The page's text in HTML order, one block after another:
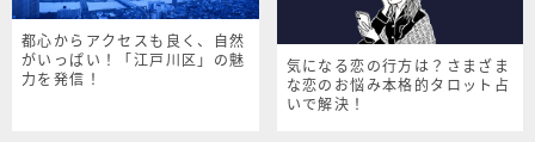
都心からアクセスも良く、自然
がいっぱい！「江戸川区」の魅
力を発信！
気になる恋の行方は？さまざま
な恋のお悩み本格的タロット占
いで解決！